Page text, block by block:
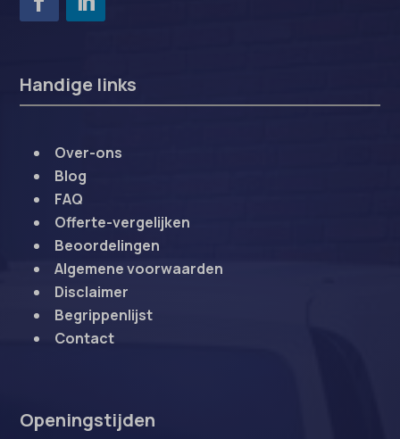
Handige links
Over-ons
Blog
FAQ
Offerte-vergelijken
Beoordelingen
Algemene voorwaarden
Disclaimer
Begrippenlijst
Contact
Openingstijden